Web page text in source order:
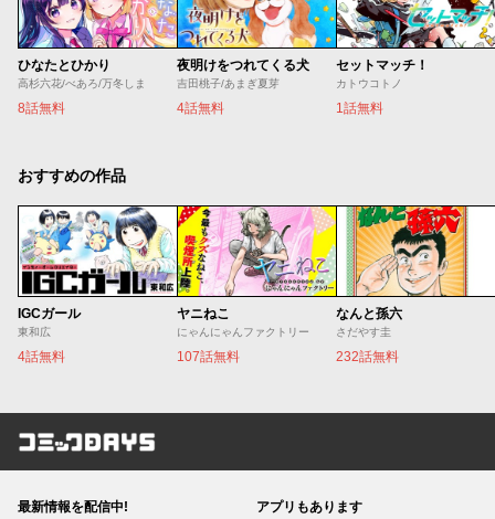
ひなたとひかり
高杉六花/べあろ/万冬しま
8話無料
夜明けをつれてくる犬
吉田桃子/あまぎ夏芽
4話無料
セットマッチ！
カトウコトノ
1話無料
おすすめの作品
IGCガール
東和広
4話無料
ヤニねこ
にゃんにゃんファクトリー
107話無料
なんと孫六
さだやす圭
232話無料
コミックDAYS
最新情報を配信中! アプリもあります